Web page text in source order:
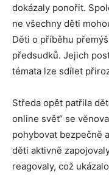
dokázaly ponořit.
ne všechny děti
Děti o příběhu
předsudků. Jejich
témata lze sdílet
Středa opět patřila
online svět“ se
pohybovat bezpečně
děti aktivně
reagovaly, což